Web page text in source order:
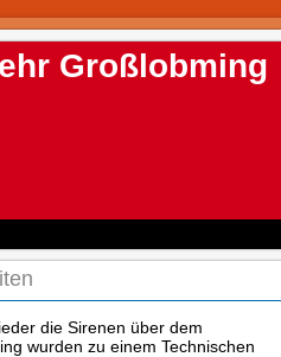
Großlobming
die Sirenen über dem
wurden zu einem Technischen